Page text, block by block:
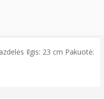
Ilgis: 23 cm Pakuotė: